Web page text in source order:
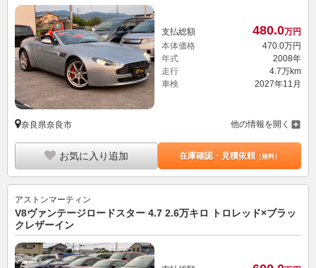
支払総額 480.0万円
本体価格
470.0万円
年式
2008年
走行
4.7万km
車検
2027年11月
奈良県奈良市 他の情報を開く
お気に入り追加 在庫確認・見積依頼（無料）
アストンマーティン
V8ヴァンテージロードスター 4.7 2.6万キロ トロレッド×ブラッ
クレザーイン